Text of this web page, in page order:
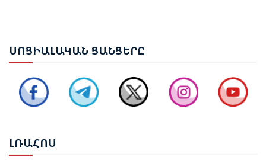
ՍՈՑԻԱԼԱԿԱՆ ՑԱՆՑԵՐԸ
ԼՌԱՀՈՍ
ԵՐԵՎԱՆՈՒՄ ԿԱՅԱՑԵԼ Է ԱՆԻԻ ԿԱՄՐՋԻ
ՎԵՐԱԿԱՆԳՆՄԱՆ ՀԱՐՑԵՐՈՎ ՀԱՅԱՍՏԱՆ-ԹՈՒՐՔԻԱ